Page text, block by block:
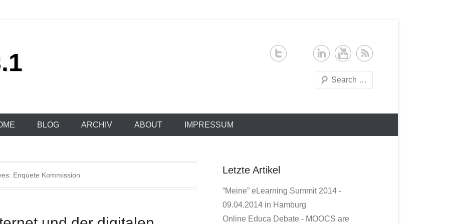
Search
BLOG ARCHIV ABOUT IMPRESSUM
Enquete Kommission Letzte Artikel
“Meine” eLearning Summit 2014 -
09.04.2014 in Hamburg
Online Educa Debate - MOOCS are